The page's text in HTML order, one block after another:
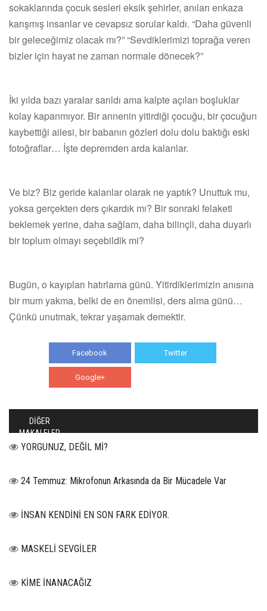
sokaklarında çocuk sesleri eksik şehirler, anıları enkaza
karışmış insanlar ve cevapsız sorular kaldı. “Daha güvenli
bir geleceğimiz olacak mı?” “Sevdiklerimizi toprağa veren
bizler için hayat ne zaman normale dönecek?”
İki yılda bazı yaralar sarıldı ama kalpte açılan boşluklar
kolay kapanmıyor. Bir annenin yitirdiği çocuğu, bir çocuğun
kaybettiği ailesi, bir babanın gözleri dolu dolu baktığı eski
fotoğraflar… İşte depremden arda kalanlar.
Ve biz? Biz geride kalanlar olarak ne yaptık? Unuttuk mu,
yoksa gerçekten ders çıkardık mı? Bir sonraki felaketi
beklemek yerine, daha sağlam, daha bilinçli, daha duyarlı
bir toplum olmayı seçebildik mi?
Bugün, o kayıpları hatırlama günü. Yitirdiklerimizin anısına
bir mum yakma, belki de en önemlisi, ders alma günü…
Çünkü unutmak, tekrar yaşamak demektir.
Facebook Twitter
Google+
DİĞER
MAKALELER
YORGUNUZ, DEĞİL Mİ?
24 Temmuz: Mikrofonun Arkasında da Bir Mücadele Var
İNSAN KENDİNİ EN SON FARK EDİYOR.
MASKELİ SEVGİLER
KİME İNANACAĞIZ